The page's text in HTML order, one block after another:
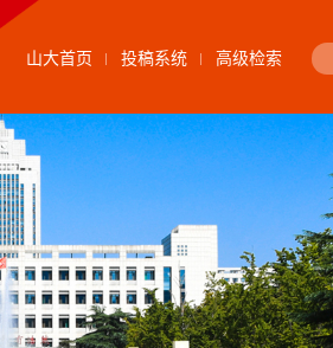
山大首页 投稿系统 高级检索